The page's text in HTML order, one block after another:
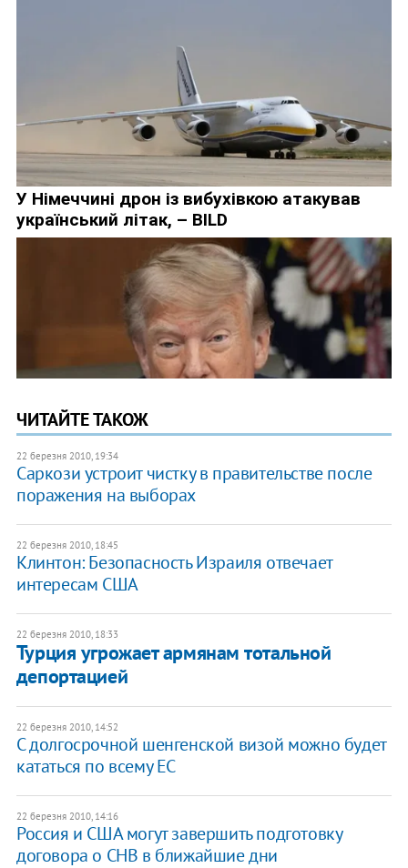
ЧИТАЙТЕ ТАКОЖ
22 березня 2010, 19:34
Саркози устроит чистку в правительстве после
поражения на выборах
22 березня 2010, 18:45
Клинтон: Безопасность Израиля отвечает
интересам США
22 березня 2010, 18:33
Турция угрожает армянам тотальной
депортацией
22 березня 2010, 14:52
С долгосрочной шенгенской визой можно будет
кататься по всему ЕС
22 березня 2010, 14:16
Россия и США могут завершить подготовку
договора о СНВ в ближайшие дни